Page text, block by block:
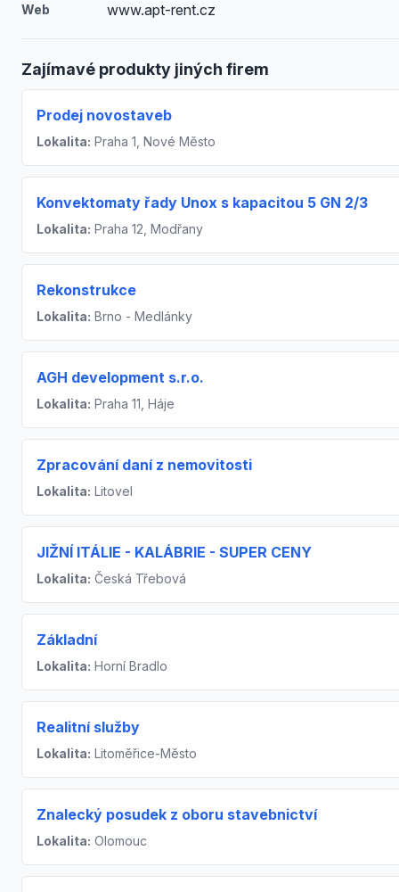
Web www.apt-rent.cz
Zajímavé produkty jiných firem
Prodej novostaveb
Lokalita: Praha 1, Nové Město
Konvektomaty řady Unox s kapacitou 5 GN 2/3
Lokalita: Praha 12, Modřany
Rekonstrukce
Lokalita: Brno - Medlánky
AGH development s.r.o.
Lokalita: Praha 11, Háje
Zpracování daní z nemovitosti
Lokalita: Litovel
JIŽNÍ ITÁLIE - KALÁBRIE - SUPER CENY
Lokalita: Česká Třebová
Základní
Lokalita: Horní Bradlo
Realitní služby
Lokalita: Litoměřice-Město
Znalecký posudek z oboru stavebnictví
Lokalita: Olomouc